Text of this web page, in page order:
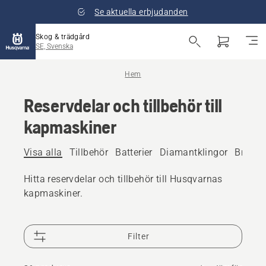
Se aktuella erbjudanden
Skog & trädgård
SE, Svenska
Hem
Reservdelar och tillbehör till
kapmaskiner
Visa alla Tillbehör Batterier Diamantklingor
Hitta reservdelar och tillbehör till Husqvarnas
kapmaskiner.
Filter